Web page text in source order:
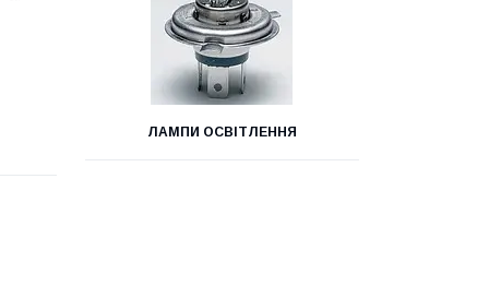
ЛАМПИ ОСВІТЛЕННЯ